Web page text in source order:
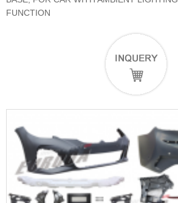
FUNCTION